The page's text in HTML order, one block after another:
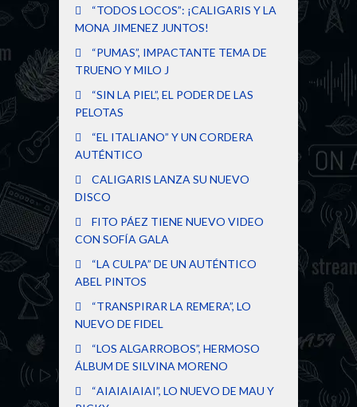
“TODOS LOCOS”: ¡CALIGARIS Y LA
MONA JIMENEZ JUNTOS!
“PUMAS”, IMPACTANTE TEMA DE
TRUENO Y MILO J
“SIN LA PIEL”, EL PODER DE LAS
PELOTAS
“EL ITALIANO” Y UN CORDERA
AUTÉNTICO
CALIGARIS LANZA SU NUEVO
DISCO
FITO PÁEZ TIENE NUEVO VIDEO
CON SOFÍA GALA
“LA CULPA” DE UN AUTÉNTICO
ABEL PINTOS
“TRANSPIRAR LA REMERA”, LO
NUEVO DE FIDEL
“LOS ALGARROBOS”, HERMOSO
ÁLBUM DE SILVINA MORENO
“AIAIAIAIAI”, LO NUEVO DE MAU Y